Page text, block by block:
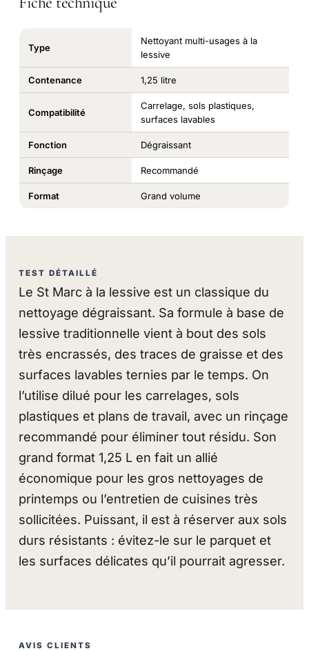
Type
Nettoyant multi-usages à la
lessive
Contenance 1,25 litre
Compatibilité
Carrelage, sols plastiques,
surfaces lavables
Fonction Dégraissant
Rinçage Recommandé
Format Grand volume
TEST DÉTAILLÉ
Le St Marc à la lessive est un classique du
nettoyage dégraissant. Sa formule à base de
lessive traditionnelle vient à bout des sols
très encrassés, des traces de graisse et des
surfaces lavables ternies par le temps. On
l’utilise dilué pour les carrelages, sols
plastiques et plans de travail, avec un rinçage
recommandé pour éliminer tout résidu. Son
grand format 1,25 L en fait un allié
économique pour les gros nettoyages de
printemps ou l’entretien de cuisines très
sollicitées. Puissant, il est à réserver aux sols
durs résistants : évitez-le sur le parquet et
les surfaces délicates qu’il pourrait agresser.
AVIS CLIENTS